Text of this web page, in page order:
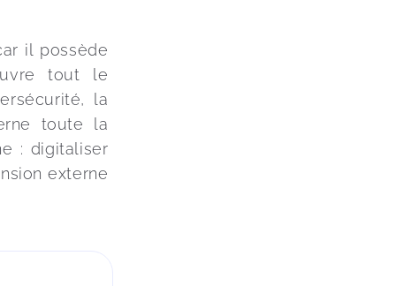
il possède
tout le
la
toute la
: digitaliser
externe